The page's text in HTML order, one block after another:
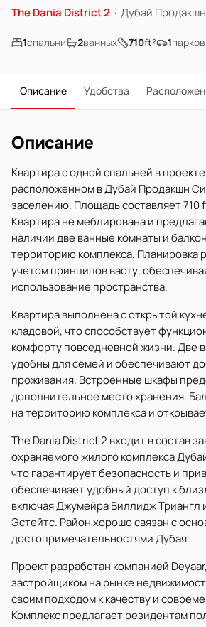
The Dania District 2 · Дубай
1спальни 2ванных 710ft² 1
Описание Удобства
Описание
Квартира с одной спальней в
расположенном в Дубай Продакшн
заселению. Площадь составляет 710
Квартира не меблирована и
наличии две ванные комнаты и
территорию комплекса. Планировка
учетом принципов васту,
использование пространства.
Квартира выполнена с открытой
кладовой, что способствует
комфорту повседневной жизни. Две
удобны для семей и обеспечивают
проживания. Встроенные шкафы
дополнительное место хранения.
на территорию комплекса и
The Dania District 2 входит в состав
охраняемого жилого комплекса
что гарантирует безопасность и
обеспечивает удобный доступ к
включая Джумейра Виллидж Триангл
Эстейтс. Район хорошо связан с
достопримечательностями Дубая.
Проект разработан компанией
застройщиком на рынке
своим подходом к качеству и
Комплекс предлагает резидентам